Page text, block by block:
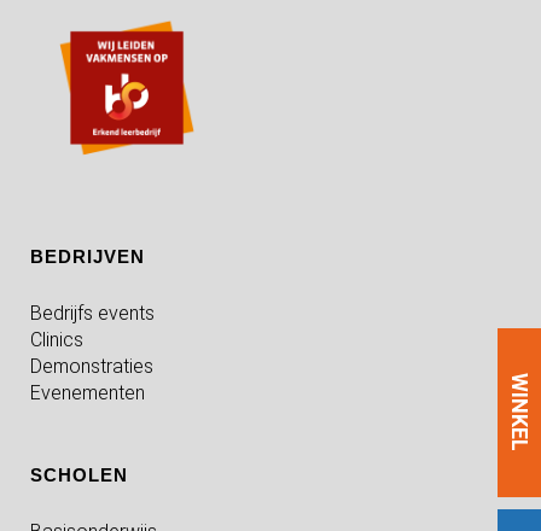
WINKEL
BEDRIJVEN
Bedrijfs events
Clinics
Demonstraties
Evenementen
SCHOLEN